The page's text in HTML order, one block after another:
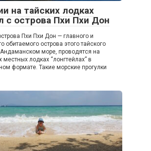
на тайских лодках
с острова Пхи Пхи Дон
Пхи Пхи Дон — главного и
обитаемого острова этого тайского
Андаманском море, проводятся на
местных лодках “лонгтейлах” в
формате. Такие морские прогулки